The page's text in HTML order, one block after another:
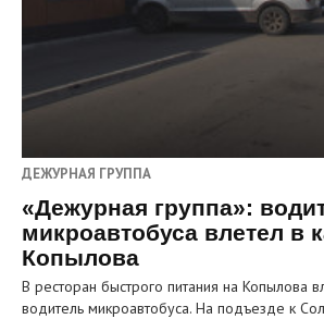
ДЕЖУРНАЯ ГРУППА
«Дежурная группа»:
микроавтобуса влетел в
Копылова
В ресторан быстрого питания на Копылова
водитель микроавтобуса. На подъезде к